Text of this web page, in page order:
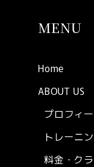
MENU
Home
ABOUT US
プロフィ
トレーニ
料金・ク